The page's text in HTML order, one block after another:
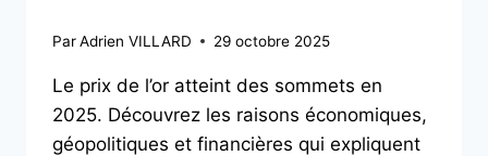
ParAdrien VILLARD 29 octobre 2025
Le prix de l’or atteint des sommets en
2025. Découvrez les raisons économiques,
géopolitiques et financières qui expliquent